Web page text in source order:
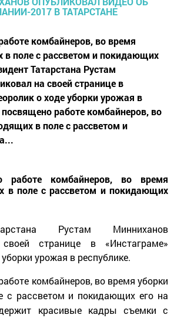
комбайнеров, во время
поле с рассветом и покидающих
Татарстана Рустам
на своей странице в
о ходе уборки урожая в
работе комбайнеров, во
в поле с рассветом и
работе комбайнеров, во время
в поле с рассветом и покидающих
Рустам Минниханов
странице в «Инстаграме»
урожая в республике.
комбайнеров, во время уборки
с рассветом и покидающих его на
красивые кадры съемки с